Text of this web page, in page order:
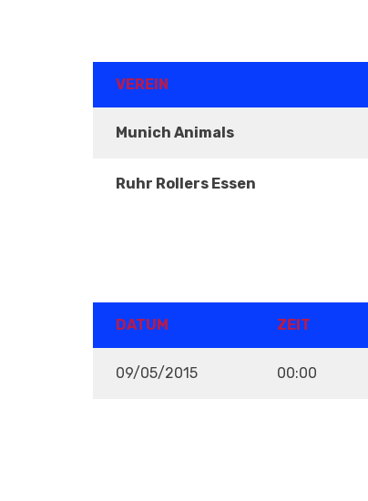
VEREIN
Munich Animals
Ruhr Rollers Essen
DATUM ZEIT
09/05/2015 00:00